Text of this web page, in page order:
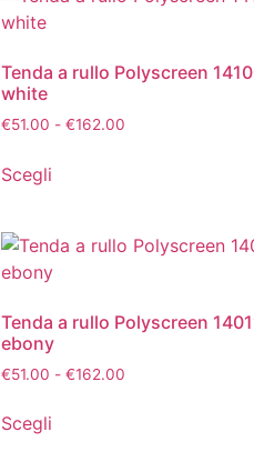
Tenda a rullo Polyscreen
white
€51.00 - €162.00
Scegli
Tenda a rullo Polyscreen
ebony
€51.00 - €162.00
Scegli